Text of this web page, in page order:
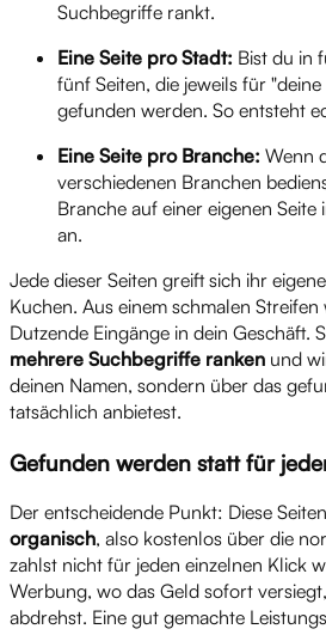
Suchbegriffe rankt.
Eine Seite pro Stadt: Bist du in
fünf Seiten, die jeweils für
gefunden werden. So entsteht
Eine Seite pro Branche: Wenn
verschiedenen Branchen
Branche auf einer eigenen
an.
Jede dieser Seiten greift sich ihr
Kuchen. Aus einem schmalen
Dutzende Eingänge in dein Geschäft.
mehrere Suchbegriffe ranken und
deinen Namen, sondern über das
tatsächlich anbietest.
Gefunden werden statt für
Der entscheidende Punkt: Diese
organisch, also kostenlos über die
zahlst nicht für jeden einzelnen Klick
Werbung, wo das Geld sofort
abdrehst. Eine gut gemachte